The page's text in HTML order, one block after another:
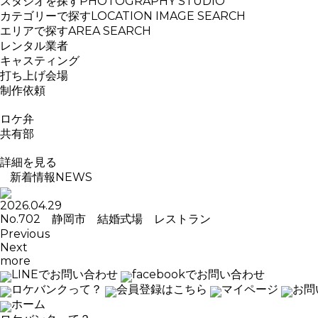
カテゴリーで探すLOCATION IMAGE SEARCH
エリアで探すAREA SEARCH
レンタル業者
キャスティング
打ち上げ会場
制作依頼
ロケ弁
共有部
詳細を見る
新着情報NEWS
2026.04.29
No.702 静岡市 結婚式場 レストラン
Previous
Next
more
LINEでお問い合わせ
facebookでお問い合わせ
ロケバンクって？
会員登録はこちら マイページ
お
ホーム